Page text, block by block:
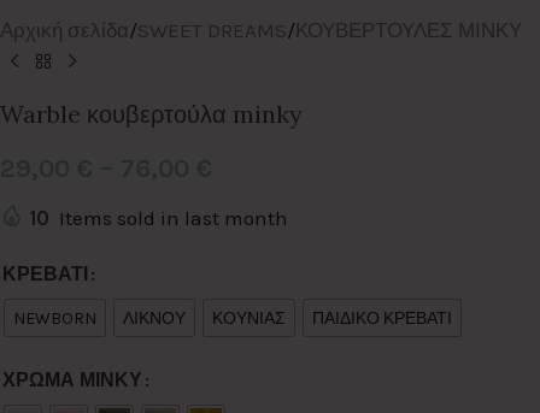
Αρχική σελίδα/SWEET DREAMS/ΚΟΥΒΕΡΤΟΥΛΕΣ ΜΙΝΚΥ
Warble κουβερτούλα minky
10 Items sold in last month
ΚΡΕΒΑΤΙ
NEWBORN ΛΙΚΝΟΥ ΚΟΥΝΙΑΣ ΠΑΙΔΙΚΟ ΚΡΕΒΑΤΙ
ΧΡΩΜΑ ΜΙΝΚΥ
Alternative: